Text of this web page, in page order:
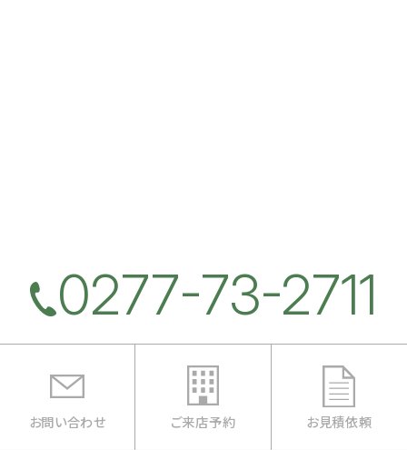
0277-73-2711
お問い合わせ ご来店予約 お見積依頼